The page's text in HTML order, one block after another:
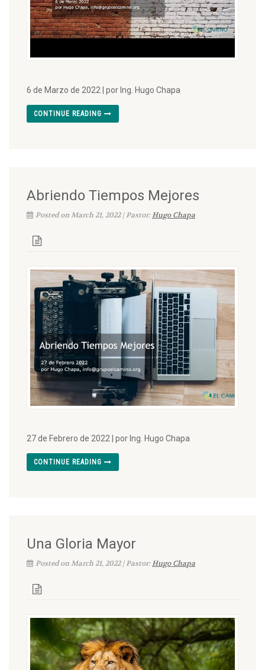
6 de Marzo de 2022 | por Ing. Hugo Chapa
CONTINUE READING
Abriendo Tiempos Mejores
Posted on March 21, 2022 | Pastor:Hugo Chapa
27 de Febrero de 2022 | por Ing. Hugo Chapa
CONTINUE READING
Una Gloria Mayor
Posted on March 21, 2022 | Pastor:Hugo Chapa